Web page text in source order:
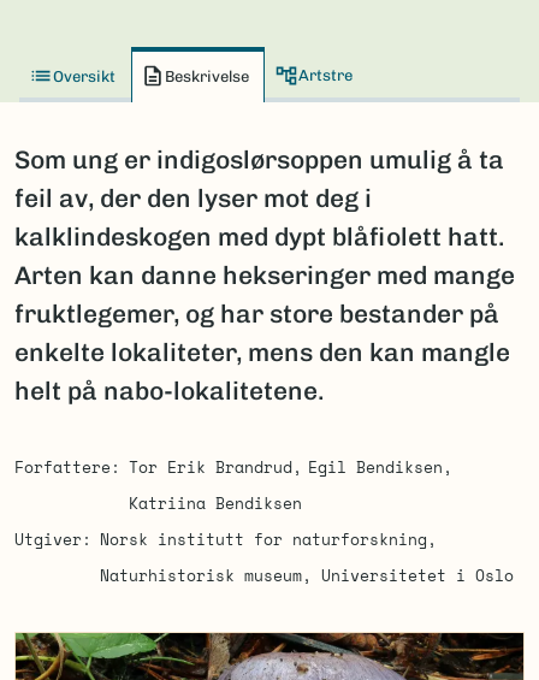
Oversikt Beskrivelse Artstre
Som ung er indigoslørsoppen umulig å ta
feil av, der den lyser mot deg i
kalklindeskogen med dypt blåfiolett hatt.
Arten kan danne hekseringer med mange
fruktlegemer, og har store bestander på
enkelte lokaliteter, mens den kan mangle
helt på nabo-lokalitetene.
Forfattere Tor Erik Brandrud
Egil Bendiksen
Katriina Bendiksen
Utgiver
Norsk institutt for naturforskning
Naturhistorisk museum, Universitetet i Oslo